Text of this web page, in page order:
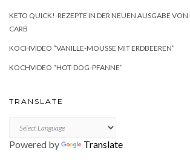
KETO QUICK!-REZEPTE IN DER NEUEN AUSGABE
CARB
KOCHVIDEO “VANILLE-MOUSSE MIT ERDBEEREN”
KOCHVIDEO “HOT-DOG-PFANNE”
TRANSLATE
Powered by Translate